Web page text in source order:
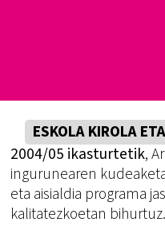
ESKOLA KIROLA
2004/05 ikasturtetik,
ingurunearen
eta aisialdia programa
kalitatezkoetan bihurtuz.